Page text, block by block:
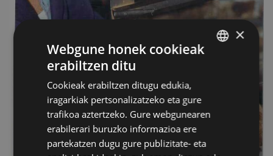
×
Webgune honek cookieak
erabiltzen ditu
Cookieak erabiltzen ditugu edukia,
iragarkiak pertsonalizatzeko eta gure
trafikoa aztertzeko. Gure webgunearen
erabilerari buruzko informazioa ere
partekatzen dugu gure publizitate- eta